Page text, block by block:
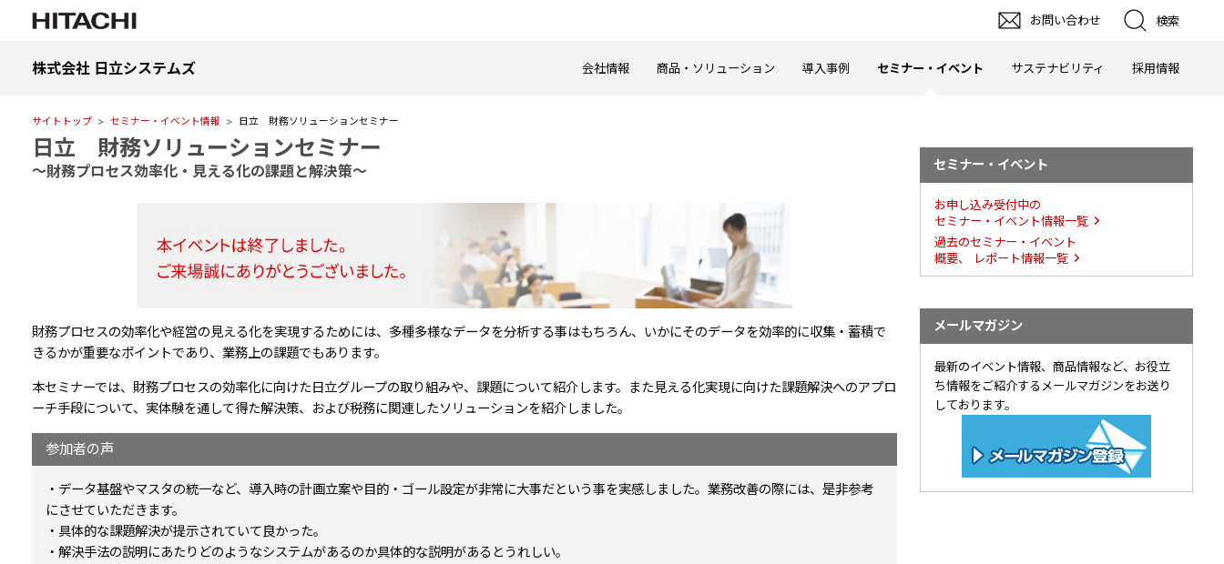
お問い合わせ 検索
株式会社 日立システムズ 会社情報 商品・ソリューション 導入事例 セミナー・イベント サステナビリティ 採用情報
サイトトップ セミナー・イベント情報 日立 財務ソリューションセミナー
日立 財務ソリューションセミナー
～財務プロセス効率化・見える化の課題と解決策～
財務プロセスの効率化や経営の見える化を実現するためには、多種多様なデータを分析する事はもちろん、いかにそのデータを効率的に収集・蓄積で
きるかが重要なポイントであり、業務上の課題でもあります。
本セミナーでは、財務プロセスの効率化に向けた日立グループの取り組みや、課題について紹介します。また見える化実現に向けた課題解決へのアプロ
ーチ手段について、実体験を通して得た解決策、および税務に関連したソリューションを紹介しました。
参加者の声
・データ基盤やマスタの統一など、導入時の計画立案や目的・ゴール設定が非常に大事だという事を実感しました。業務改善の際には、是非参考
にさせていただきます。
・具体的な課題解決が提示されていて良かった。
・解決手法の説明にあたりどのようなシステムがあるのか具体的な説明があるとうれしい。
セミナー・イベント
お申し込み受付中の
セミナー・イベント情報一覧
過去のセミナー・イベント
概要、 レポート情報一覧
メールマガジン
最新のイベント情報、商品情報など、お役立
ち情報をご紹介するメールマガジンをお送り
しております。